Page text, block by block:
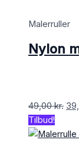
Malerruller
Nylon
49,00kr.
Tilbud!